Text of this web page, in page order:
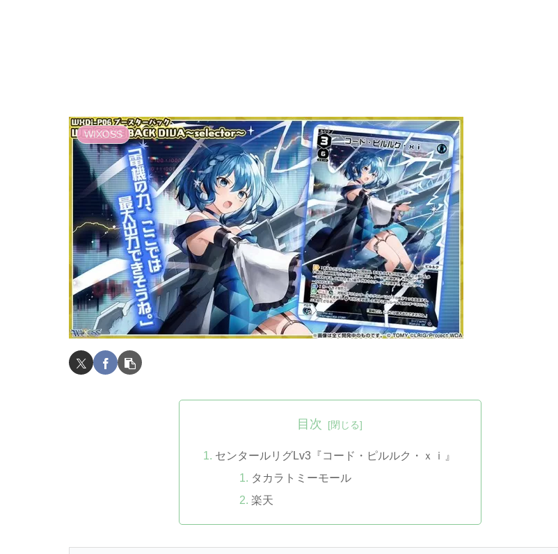
WIXOSS
目次
センタールリグLv3『コード・ピルルク・ｘｉ』
タカラトミーモール
楽天